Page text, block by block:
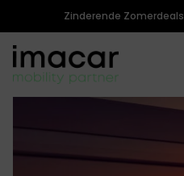
Zinderende Zomerdeals